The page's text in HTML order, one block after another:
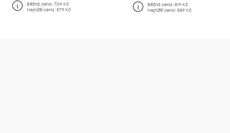
Běžná cena:709 Kč
Nejnižší cena:579 Kč
Běžná cena: 819 Kč
Nejnižší cena: 589 Kč